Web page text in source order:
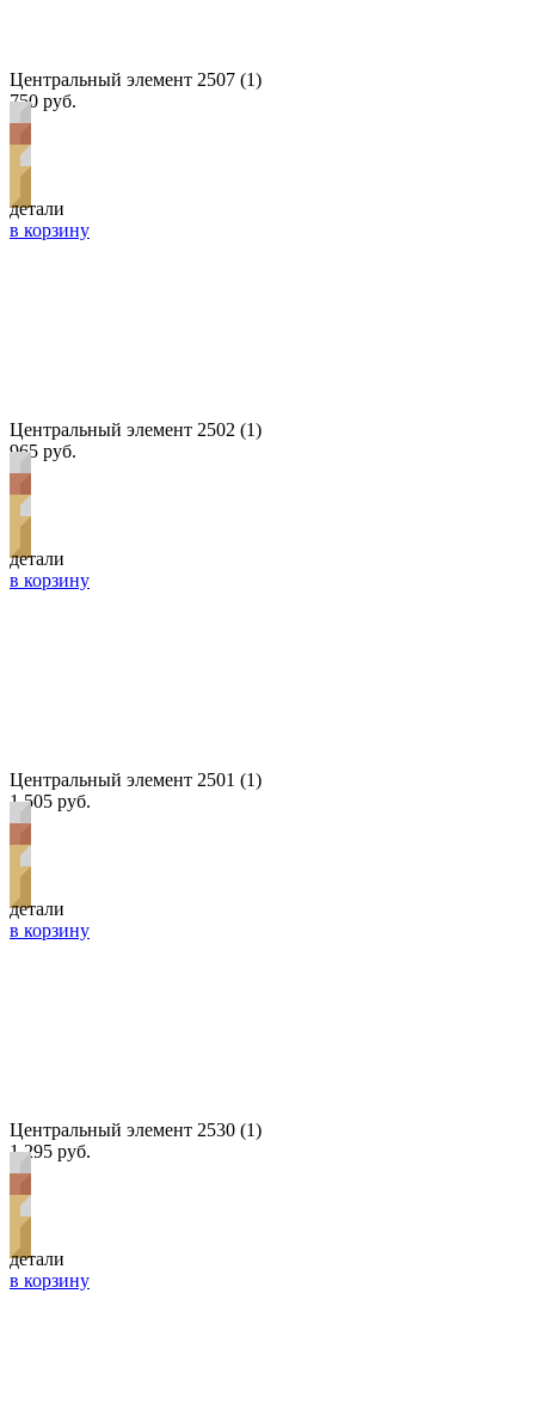
Центральный элемент 2507 (1)
750 руб.
детали
в корзину
Центральный элемент 2502 (1)
965 руб.
детали
в корзину
Центральный элемент 2501 (1)
1 505 руб.
детали
в корзину
Центральный элемент 2530 (1)
1 295 руб.
детали
в корзину